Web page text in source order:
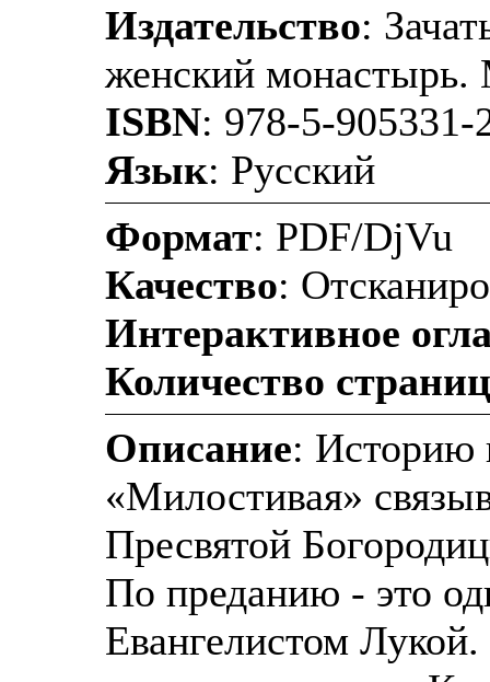
Издательство:
женский монастырь.
ISBN: 978-5-905331-
Язык: Русский
Формат: PDF/DjVu
Качество:
Интерактивное
Количество страниц
Описание: Историю
«Милостивая»
Пресвятой
По преданию - это
Евангелистом